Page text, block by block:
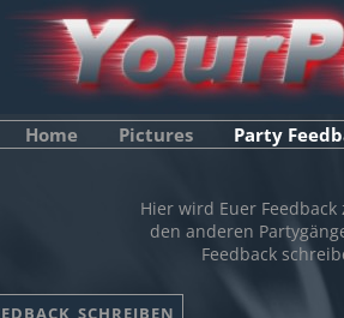
Home Pictures Party
Hier wird Euer
den anderen
Feedback